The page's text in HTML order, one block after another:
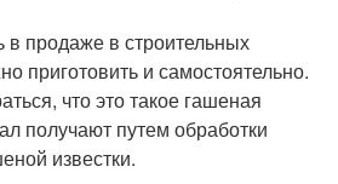
в продаже в строительных
приготовить и самостоятельно.
что это такое гашеная
получают путем обработки
известки.